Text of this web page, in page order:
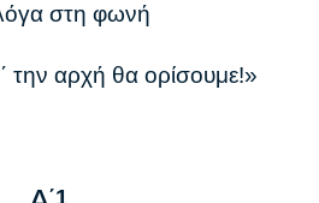
στη φωνή
την αρχή θα ορίσουμε!»
Δ΄1